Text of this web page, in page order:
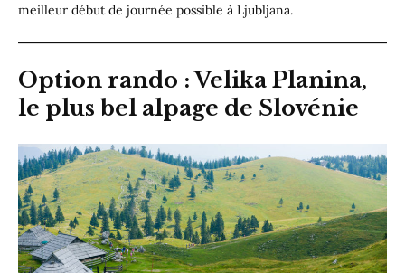
meilleur début de journée possible à Ljubljana.
Option rando : Velika Planina,
le plus bel alpage de Slovénie